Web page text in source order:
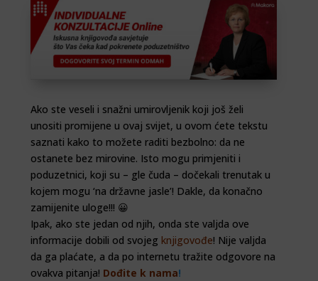
Ako ste veseli i snažni umirovljenik koji još želi
unositi promijene u ovaj svijet, u ovom ćete tekstu
saznati kako to možete raditi bezbolno: da ne
ostanete bez mirovine. Isto mogu primjeniti i
poduzetnici, koji su – gle čuda – dočekali trenutak u
kojem mogu ‘na državne jasle’! Dakle, da konačno
zamijenite uloge!!! 😀
Ipak, ako ste jedan od njih, onda ste valjda ove
informacije dobili od svojeg knjigovođe! Nije valjda
da ga plaćate, a da po internetu tražite odgovore na
ovakva pitanja! Dođite k nama!